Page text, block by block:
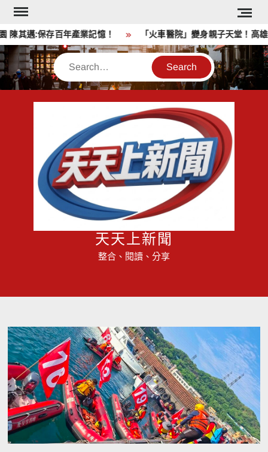
Skip
content
邁:保存百年產業記憶！ 「火車醫院」變身親子天堂！高雄親
Search
天天上新聞
整合、閱讀、分享